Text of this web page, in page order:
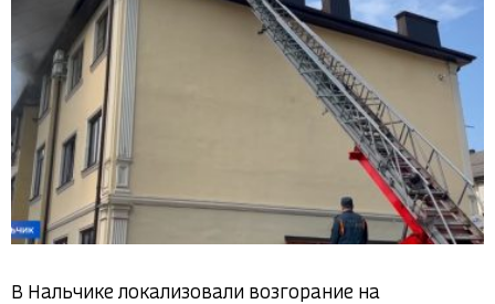
В Нальчике локализовали возгорание на